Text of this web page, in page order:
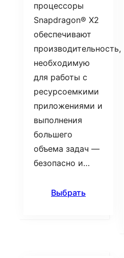
процессоры
Snapdragon® X2
обеспечивают
производительность,
необходимую
для работы с
ресурсоемкими
приложениями и
выполнения
большего
объема задач —
безопасно и…
Выбрать